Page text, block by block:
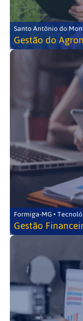
Gestão do
Formiga-MG •
Gestão